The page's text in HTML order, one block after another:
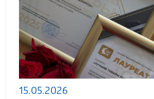
15.05.2026